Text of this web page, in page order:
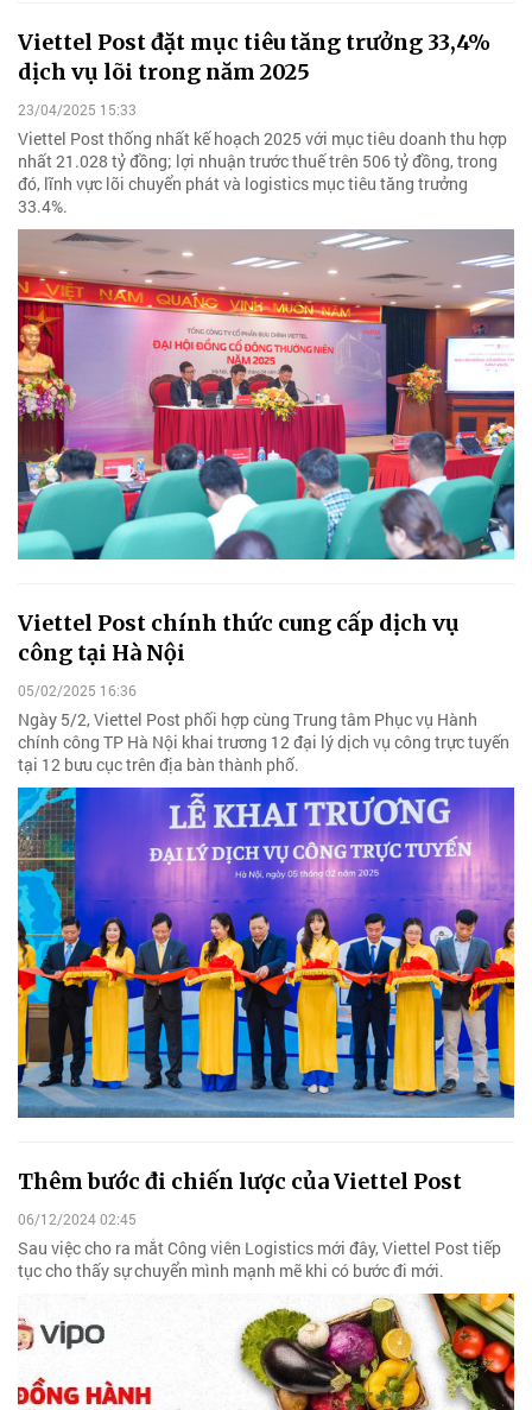
Viettel Post đặt mục tiêu tăng trưởng 33,4%
dịch vụ lõi trong năm 2025
23/04/2025 15:33
Viettel Post thống nhất kế hoạch 2025 với mục tiêu doanh thu hợp
nhất 21.028 tỷ đồng; lợi nhuận trước thuế trên 506 tỷ đồng, trong
đó, lĩnh vực lõi chuyển phát và logistics mục tiêu tăng trưởng
33.4%.
Viettel Post chính thức cung cấp dịch vụ
công tại Hà Nội
05/02/2025 16:36
Ngày 5/2, Viettel Post phối hợp cùng Trung tâm Phục vụ Hành
chính công TP Hà Nội khai trương 12 đại lý dịch vụ công trực tuyến
tại 12 bưu cục trên địa bàn thành phố.
Thêm bước đi chiến lược của Viettel Post
06/12/2024 02:45
Sau việc cho ra mắt Công viên Logistics mới đây, Viettel Post tiếp
tục cho thấy sự chuyển mình mạnh mẽ khi có bước đi mới.